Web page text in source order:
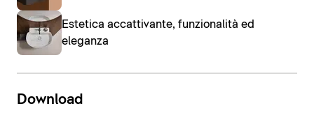
Estetica accattivante, funzionalità ed
eleganza
Download